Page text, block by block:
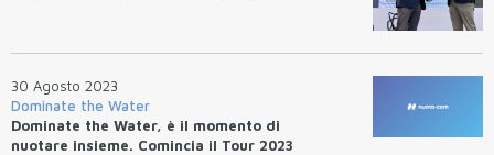
30 Agosto 2023
Dominate the Water
Dominate the Water, è il momento di
nuotare insieme. Comincia il Tour 2023